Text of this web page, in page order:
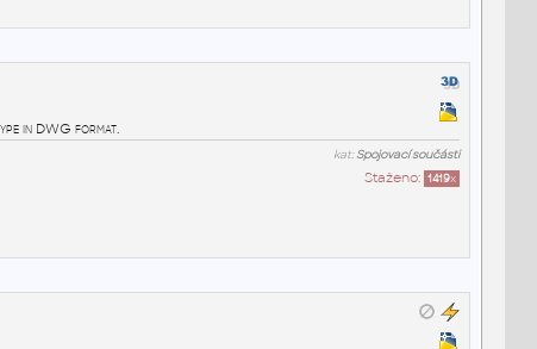
in DWG format.
kat:Spojovací součásti
Staženo: 1419x